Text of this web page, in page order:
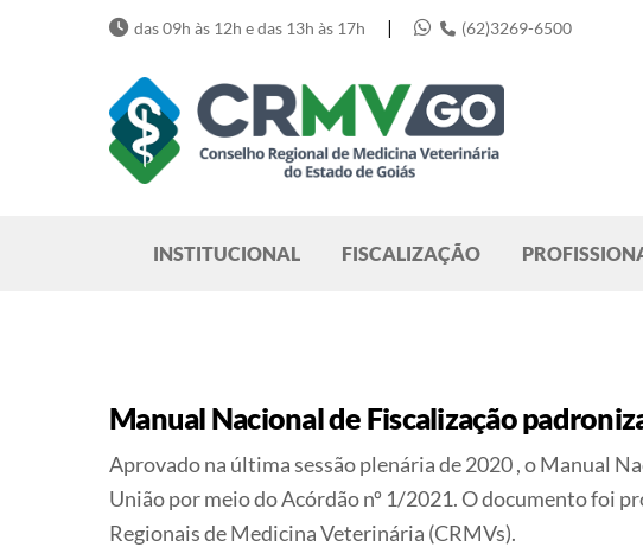
das 09h às 12h e das 13h às 17h | (62)3269-6500
INSTITUCIONAL FISCALIZAÇÃO
Manual Nacional de Fiscalização
Aprovado na última sessão plenária de 2020 , o Manual
União por meio do Acórdão nº 1/2021. O documento foi
Regionais de Medicina Veterinária (CRMVs).